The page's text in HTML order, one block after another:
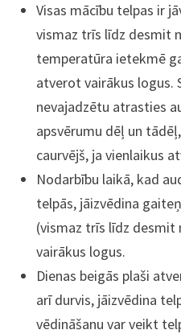
Visas mācību telpas ir
vismaz trīs līdz desmit
temperatūra ietekmē
atverot vairākus logus.
nevajadzētu atrasties
apsvērumu dēļ un
caurvējš, ja vienlaikus
Nodarbību laikā, kad
telpās, jāizvēdina
(vismaz trīs līdz
vairākus logus.
Dienas beigās plaši
arī durvis, jāizvēdina
vēdināšanu var veikt